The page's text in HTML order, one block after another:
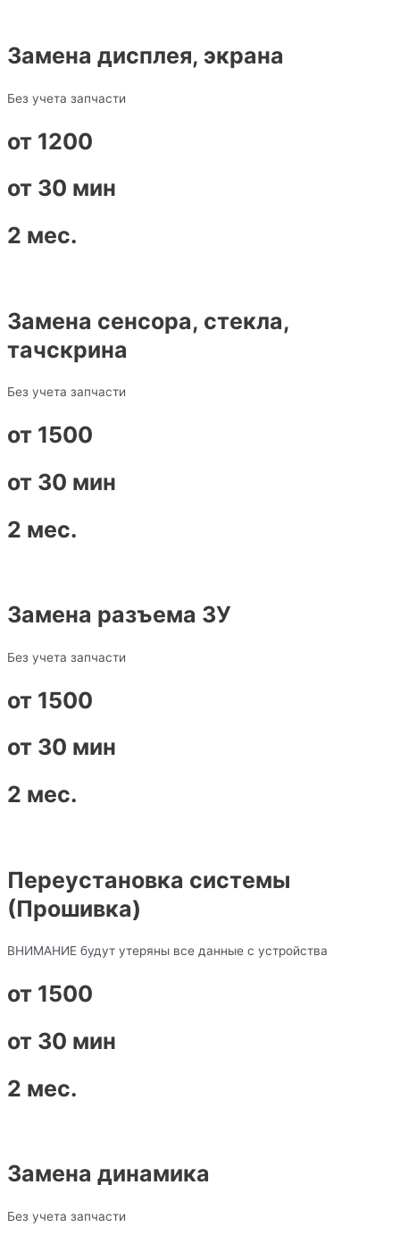
Замена дисплея, экрана
Без учета запчасти
от 1200
от 30 мин
2 мес.
Замена сенсора, стекла,
тачскрина
Без учета запчасти
от 1500
от 30 мин
2 мес.
Замена разъема ЗУ
Без учета запчасти
от 1500
от 30 мин
2 мес.
Переустановка системы
(Прошивка)
ВНИМАНИЕ будут утеряны все данные с устройства
от 1500
от 30 мин
2 мес.
Замена динамика
Без учета запчасти